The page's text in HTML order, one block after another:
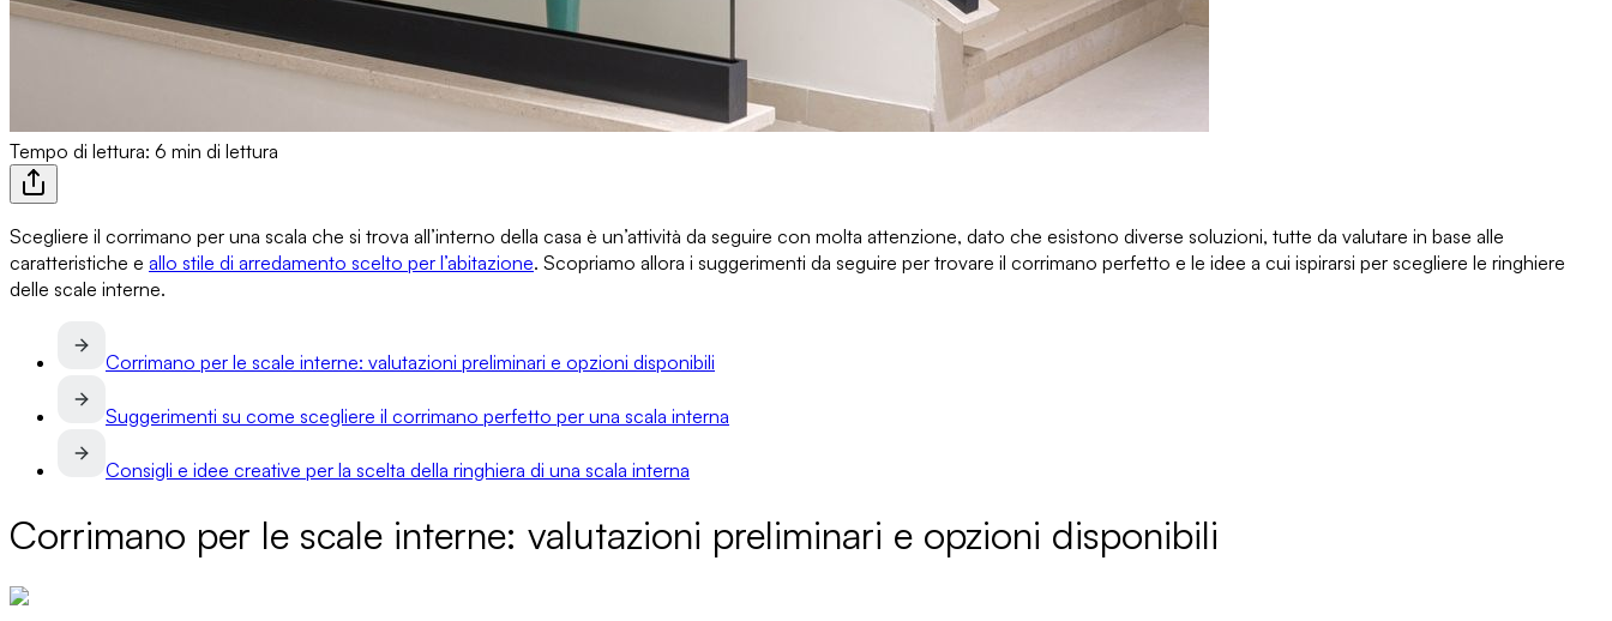
Tempo di lettura: 6 min di lettura
Scegliere il corrimano per una scala che si trova all’interno della casa è un’attività da seguire con molta attenzione, dato che esistono diverse soluzioni, tutte da valutare in base alle
caratteristiche e allo stile di arredamento scelto per l’abitazione. Scopriamo allora i suggerimenti da seguire per trovare il corrimano perfetto e le idee a cui ispirarsi per scegliere le ringhiere
delle scale interne.
Corrimano per le scale interne: valutazioni preliminari e opzioni disponibili
Suggerimenti su come scegliere il corrimano perfetto per una scala interna
Consigli e idee creative per la scelta della ringhiera di una scala interna
Corrimano per le scale interne: valutazioni preliminari e opzioni disponibili